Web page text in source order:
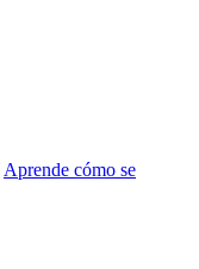
Aprende cómo se